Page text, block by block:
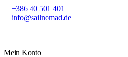
+386 40 501 401
info@sailnomad.de
Mein Konto